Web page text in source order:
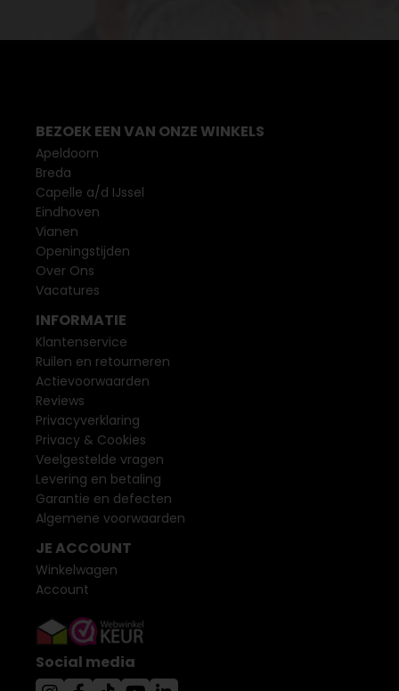
BEZOEK EEN VAN ONZE WINKELS
Apeldoorn
Breda
Capelle a/d IJssel
Eindhoven
Vianen
Openingstijden
Over Ons
Vacatures
INFORMATIE
Klantenservice
Ruilen en retourneren
Actievoorwaarden
Reviews
Privacyverklaring
Privacy & Cookies
Veelgestelde vragen
Levering en betaling
Garantie en defecten
Algemene voorwaarden
JE ACCOUNT
Winkelwagen
Account
Social media